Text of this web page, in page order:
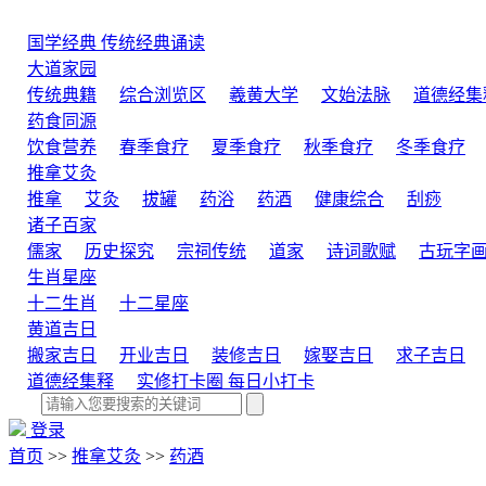
国学经典 传统经典诵读
大道家园
传统典籍
综合浏览区 羲黄大学 文始法脉
道德经集
药食同源
饮食营养
春季食疗 夏季食疗 秋季食疗 冬季食疗
推拿艾灸
推拿
艾灸 拔罐 药浴 药酒 健康综合
刮痧
诸子百家
儒家
历史探究 宗祠传统 道家 诗词歌赋 古玩字画
生肖星座
十二生肖
十二星座
黄道吉日
搬家吉日
开业吉日 装修吉日 嫁娶吉日
求子吉日
道德经集释
实修打卡圈 每日小打卡
登录
首页 >> 推拿艾灸 >> 药酒